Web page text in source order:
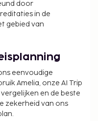
7 nachten.
toepassing op
17 jaar.
doorgegeven.
15 per huisdier, per
van toeslagen
40.0 per nacht
door
in de
gebied van
eenvoudige
Amelia, onze AI Trip
en de beste
zekerheid van ons